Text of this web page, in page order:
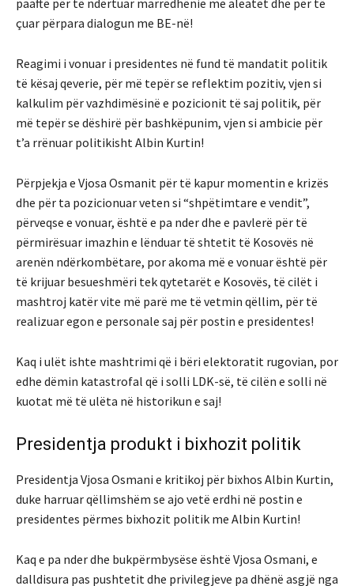
paaftë për të ndërtuar marrëdhënie me aleatët dhe për të
çuar përpara dialogun me BE-në!
Reagimi i vonuar i presidentes në fund të mandatit politik
të kësaj qeverie, për më tepër se reflektim pozitiv, vjen si
kalkulim për vazhdimësinë e pozicionit të saj politik, për
më tepër se dëshirë për bashkëpunim, vjen si ambicie për
t’a rrënuar politikisht Albin Kurtin!
Përpjekja e Vjosa Osmanit për të kapur momentin e krizës
dhe për ta pozicionuar veten si “shpëtimtare e vendit”,
përveqse e vonuar, është e pa nder dhe e pavlerë për të
përmirësuar imazhin e lënduar të shtetit të Kosovës në
arenën ndërkombëtare, por akoma më e vonuar është për
të krijuar besueshmëri tek qytetarët e Kosovës, të cilët i
mashtroj katër vite më parë me të vetmin qëllim, për të
realizuar egon e personale saj për postin e presidentes!
Kaq i ulët ishte mashtrimi që i bëri elektoratit rugovian, por
edhe dëmin katastrofal që i solli LDK-së, të cilën e solli në
kuotat më të ulëta në historikun e saj!
Presidentja produkt i bixhozit politik
Presidentja Vjosa Osmani e kritikoj për bixhos Albin Kurtin,
duke harruar qëllimshëm se ajo vetë erdhi në postin e
presidentes përmes bixhozit politik me Albin Kurtin!
Kaq e pa nder dhe bukpërmbysëse është Vjosa Osmani, e
dalldisura pas pushtetit dhe privilegjeve pa dhënë asgjë nga